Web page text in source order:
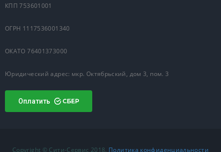
КПП 753601001
ОГРН 1117536001340
ОКАТО 76401373000
Юридический адрес: мкр. Октябрьский, дом 3, пом. 3
Оплатить
Copyright © Сити-Сервис 2018. Политика конфиденциальности